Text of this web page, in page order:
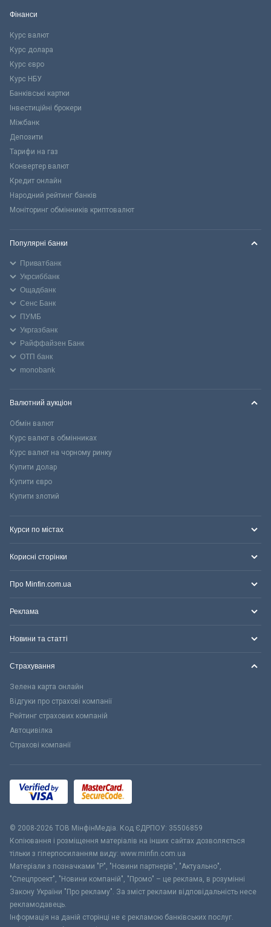
Фінанси
Курс валют
Курс долара
Курс євро
Курс НБУ
Банківські картки
Інвестиційні брокери
Міжбанк
Депозити
Тарифи на газ
Конвертер валют
Кредит онлайн
Народний рейтинг банків
Моніторинг обмінників криптовалют
Популярні банки
Приватбанк
Укрсиббанк
Ощадбанк
Сенс Банк
ПУМБ
Укргазбанк
Райффайзен Банк
ОТП банк
monobank
Валютний аукціон
Обмін валют
Курс валют в обмінниках
Курс валют на чорному ринку
Купити долар
Купити євро
Купити злотий
Курси по містах
Корисні сторінки
Про Minfin.com.ua
Реклама
Новини та статті
Страхування
Зелена карта онлайн
Відгуки про страхові компанії
Рейтинг страхових компаній
Автоцивілка
Страхові компанії
© 2008-2026 ТОВ МiнфiнМедiа. Код ЄДРПОУ: 35506859
Копіювання і розміщення матеріалів на інших сайтах дозволяється
тільки з гіперпосиланням виду: www.minfin.com.ua
Матеріали з позначками "Р", "Новини партнерів", "Актуально",
"Спецпроект", "Новини компаній", "Промо" – це реклама, в розумінні
Закону України "Про рекламу". За зміст реклами відповідальність несе
рекламодавець.
Інформація на даній сторінці не є рекламою банківських послуг.